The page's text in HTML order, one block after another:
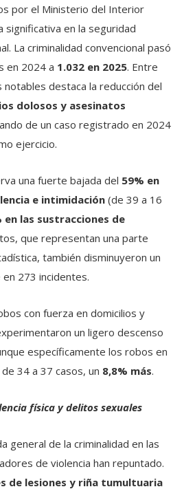
por el Ministerio del Interior
significativa en la seguridad
La criminalidad convencional pasó
en 2024 a 1.032 en 2025. Entre
destaca la reducción del
dolosos y asesinatos
de un caso registrado en 2024
ejercicio.
una fuerte bajada del 59% en
e intimidación (de 39 a 16
en las sustracciones de
que representan una parte
también disminuyeron un
273 incidentes.
con fuerza en domicilios y
un ligero descenso
específicamente los robos en
34 a 37 casos, un 8,8% más.
física y delitos sexuales
general de la criminalidad en las
de violencia han repuntado.
de lesiones y riña tumultuaria